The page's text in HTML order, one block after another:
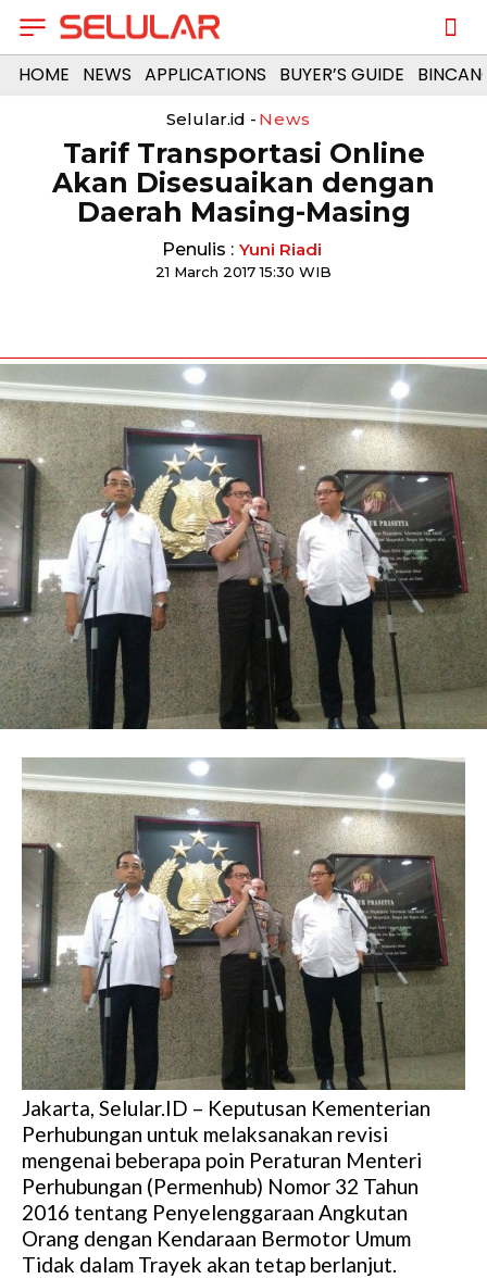
HOME NEWS APPLICATIONS BUYER’S GUIDE
Selular.id - News
Tarif Transportasi Online
Akan Disesuaikan dengan
Daerah Masing-Masing
Penulis : Yuni Riadi
21 March 2017 15:30 WIB
Jakarta, Selular.ID – Keputusan Kementerian
Perhubungan untuk melaksanakan revisi
mengenai beberapa poin Peraturan Menteri
Perhubungan (Permenhub) Nomor 32 Tahun
2016 tentang Penyelenggaraan Angkutan
Orang dengan Kendaraan Bermotor Umum
Tidak dalam Trayek akan tetap berlanjut.